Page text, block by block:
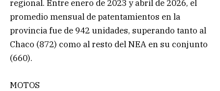
regional. Entre enero de 2023 y abril de 2026, el
promedio mensual de patentamientos en la
provincia fue de 942 unidades, superando tanto al
Chaco (872) como al resto del NEA en su conjunto
(660).
MOTOS